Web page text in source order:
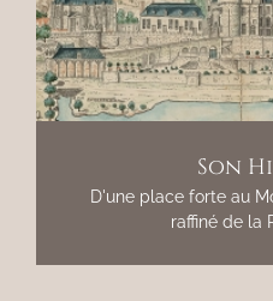
Son
D'une place forte au
raffiné de la